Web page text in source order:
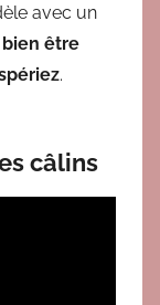
avec un
être
.
câlins